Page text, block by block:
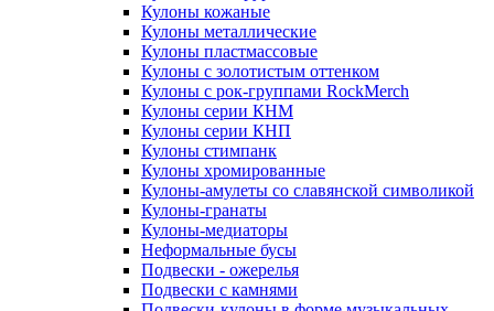
Кулоны кожаные
Кулоны металлические
Кулоны пластмассовые
Кулоны с золотистым оттенком
Кулоны с рок-группами RockMerch
Кулоны серии КНМ
Кулоны серии КНП
Кулоны стимпанк
Кулоны хромированные
Кулоны-амулеты со славянской символикой
Кулоны-гранаты
Кулоны-медиаторы
Неформальные бусы
Подвески - ожерелья
Подвески с камнями